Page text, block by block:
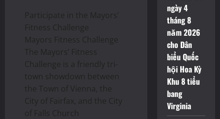
Participate in the Mayors’
Fitness Challenge
Mayors Fitness Challenge
The Mayors’ Fitness
Challenge is a friendly tri-
town showdown between
the Town of Vienna, the
City of Fairfax, and the City
of Falls Church
ngày 4
tháng 8
năm 2026
cho Dân
biểu Quốc
hội Hoa Kỳ
Khu 8 tiểu
bang
Virginia